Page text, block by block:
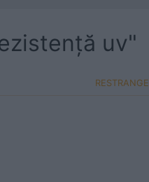
uv"
RESTRANGE